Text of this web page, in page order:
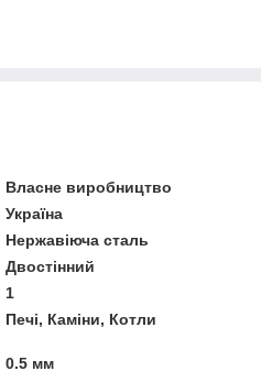
Власне виробництво
Україна
Нержавіюча сталь
Двостінний
1
Печі, Каміни, Котли
0.5 мм